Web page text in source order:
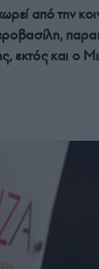
από την
εκτός και ο